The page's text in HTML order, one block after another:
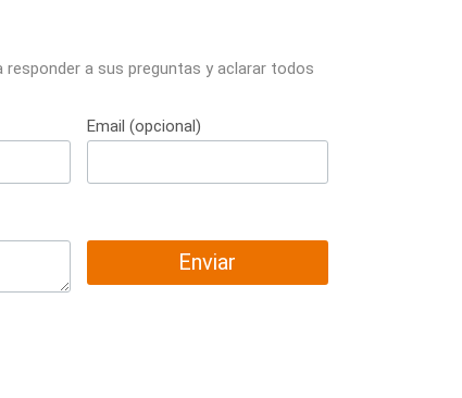
a sus preguntas y aclarar todos
Email (opcional)
Enviar